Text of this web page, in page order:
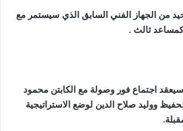
من الجهاز الفني السابق الذي سيستمر مع
كمساعد ثالث .
اجتماع فور وصولة مع الكابتن محمود
ووليد صلاح الدين لوضع الاستراتيجية